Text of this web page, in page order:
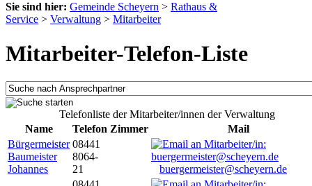
Sie sind hier: Gemeinde Scheyern > Rathaus &
Service > Verwaltung > Mitarbeiter
Mitarbeiter-Telefon-Liste
Telefonliste der Mitarbeiter/innen der Verwaltung
Name
Telefon Zimmer
Mail
Bürgermeister
Baumeister
Johannes
08441
8064-
21
buergermeister@scheyern.de